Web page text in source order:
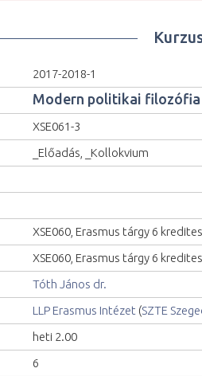
2017-2018-1
Modern politikai filozófia
XSE061-3
_Előadás, _Kollokvium
XSE060, Erasmus tárgy 6 kredites
XSE060, Erasmus tárgy 6 kredites
Tóth János dr.
LLP Erasmus Intézet (SZTE
heti 2.00
6